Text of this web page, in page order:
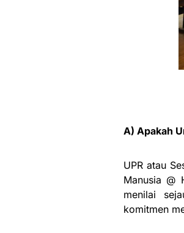
A) Apakah
UPR atau
Manusia @
menilai
komitmen